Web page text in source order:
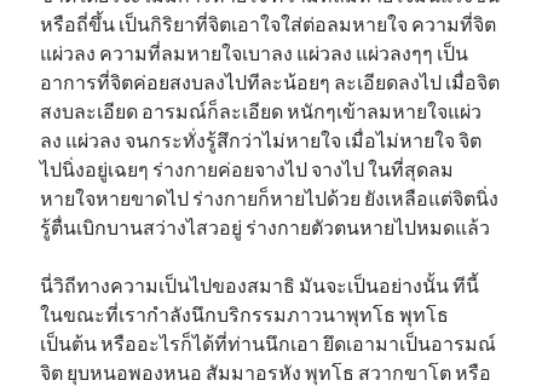
หรือถี่ขึ้น เป็นกิริยาที่จิตเอาใจใส่ต่อลมหายใจ ความที่จิต
แผ่วลง ความที่ลมหายใจเบาลง แผ่วลง แผ่วลงๆๆ เป็น
อาการที่จิตค่อยสงบลงไปทีละน้อยๆ ละเอียดลงไป เมื่อจิต
สงบละเอียด อารมณ์ก็ละเอียด หนักๆเข้าลมหายใจแผ่ว
ลง แผ่วลง จนกระทั่งรู้สึกว่าไม่หายใจ เมื่อไม่หายใจ จิต
ไปนิ่งอยู่เฉยๆ ร่างกายค่อยจางไป จางไป ในที่สุดลม
หายใจหายขาดไป ร่างกายก็หายไปด้วย ยังเหลือแต่จิตนิ่ง
รู้ตื่นเบิกบานสว่างไสวอยู่ ร่างกายตัวตนหายไปหมดแล้ว
นี่วิถีทางความเป็นไปของสมาธิ มันจะเป็นอย่างนั้น ทีนี้
ในขณะที่เรากำลังนึกบริกรรมภาวนาพุทโธ พุทโธ
เป็นต้น หรืออะไรก็ได้ที่ท่านนึกเอา ยึดเอามาเป็นอารมณ์
จิต ยุบหนอพองหนอ สัมมาอรหัง พุทโธ สวากขาโต หรือ